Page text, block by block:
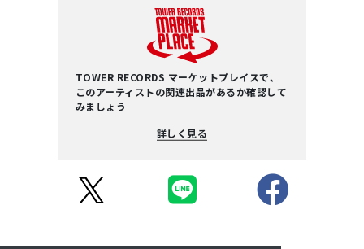
TOWER RECORDS マーケットプレイスで、
このアーティストの関連出品があるか確認して
みましょう
詳しく見る